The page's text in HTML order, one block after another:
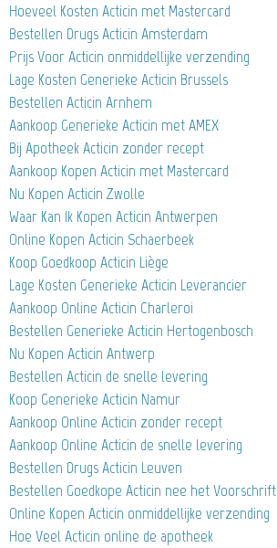
Hoeveel Kosten Acticin met Mastercard
Bestellen Drugs Acticin Amsterdam
Prijs Voor Acticin onmiddellijke verzending
Lage Kosten Generieke Acticin Brussels
Bestellen Acticin Arnhem
Aankoop Generieke Acticin met AMEX
Bij Apotheek Acticin zonder recept
Aankoop Kopen Acticin met Mastercard
Nu Kopen Acticin Zwolle
Waar Kan Ik Kopen Acticin Antwerpen
Online Kopen Acticin Schaerbeek
Koop Goedkoop Acticin Liège
Lage Kosten Generieke Acticin Leverancier
Aankoop Online Acticin Charleroi
Bestellen Generieke Acticin Hertogenbosch
Nu Kopen Acticin Antwerp
Bestellen Acticin de snelle levering
Koop Generieke Acticin Namur
Aankoop Online Acticin zonder recept
Aankoop Online Acticin de snelle levering
Bestellen Drugs Acticin Leuven
Bestellen Goedkope Acticin nee het Voorschrift
Online Kopen Acticin onmiddellijke verzending
Hoe Veel Acticin online de apotheek